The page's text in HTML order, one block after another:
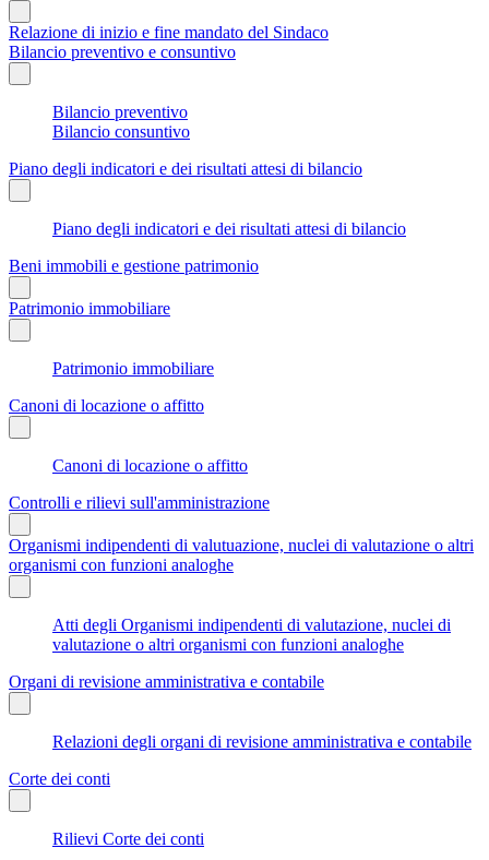
Relazione di inizio e fine mandato del Sindaco
Bilancio preventivo e consuntivo
Bilancio preventivo
Bilancio consuntivo
Piano degli indicatori e dei risultati attesi di bilancio
Piano degli indicatori e dei risultati attesi di bilancio
Beni immobili e gestione patrimonio
Patrimonio immobiliare
Patrimonio immobiliare
Canoni di locazione o affitto
Canoni di locazione o affitto
Controlli e rilievi sull'amministrazione
Organismi indipendenti di valutuazione, nuclei di valutazione o altri
organismi con funzioni analoghe
Atti degli Organismi indipendenti di valutazione, nuclei di
valutazione o altri organismi con funzioni analoghe
Organi di revisione amministrativa e contabile
Relazioni degli organi di revisione amministrativa e contabile
Corte dei conti
Rilievi Corte dei conti